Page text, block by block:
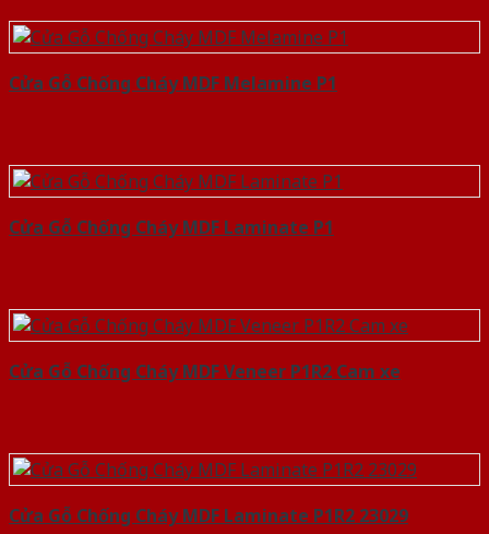
Cửa Gỗ Chống Cháy MDF Melamine P1
Cửa Gỗ Chống Cháy MDF Laminate P1
Cửa Gỗ Chống Cháy MDF Veneer P1R2 Cam xe
Cửa Gỗ Chống Cháy MDF Laminate P1R2 23029